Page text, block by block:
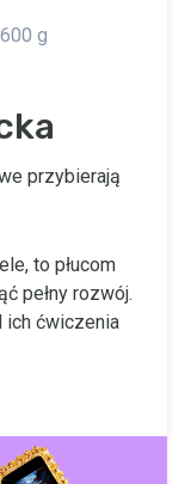
g
przybierają
to płucom
pełny rozwój.
ich ćwiczenia